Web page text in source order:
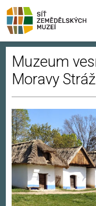
Muzeum
Moravy